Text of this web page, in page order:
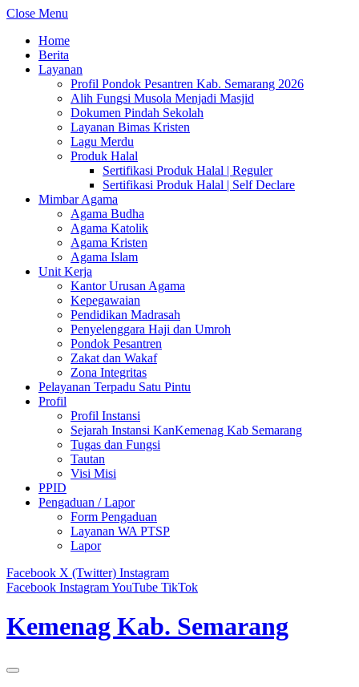
Close Menu
Home
Berita
Layanan
Profil Pondok Pesantren Kab. Semarang 2026
Alih Fungsi Musola Menjadi Masjid
Dokumen Pindah Sekolah
Layanan Bimas Kristen
Lagu Merdu
Produk Halal
Sertifikasi Produk Halal | Reguler
Sertifikasi Produk Halal | Self Declare
Mimbar Agama
Agama Budha
Agama Katolik
Agama Kristen
Agama Islam
Unit Kerja
Kantor Urusan Agama
Kepegawaian
Pendidikan Madrasah
Penyelenggara Haji dan Umroh
Pondok Pesantren
Zakat dan Wakaf
Zona Integritas
Pelayanan Terpadu Satu Pintu
Profil
Profil Instansi
Sejarah Instansi KanKemenag Kab Semarang
Tugas dan Fungsi
Tautan
Visi Misi
PPID
Pengaduan / Lapor
Form Pengaduan
Layanan WA PTSP
Lapor
Facebook X (Twitter) Instagram
Facebook InstagramYouTube TikTok
Kemenag Kab. Semarang